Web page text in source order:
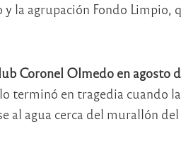
la agrupación Fondo Limpio,
Coronel Olmedo en agosto
terminó en tragedia cuando
al agua cerca del murallón